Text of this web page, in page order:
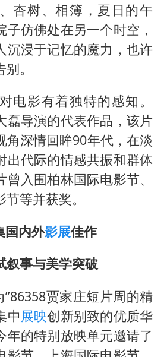
杏树、相簿，夏日的午
子仿佛处在另一个时空，
沉浸于记忆的魔力，也许
。
电影有着独特的感知。
磊导演的代表作品，该片
角深情回眸90年代，在淡
出代际的情感共振和群体
入围柏林国际电影节、
等并获奖。
国内外影展佳作
叙事与美学突破
”86358贾家庄短片周的精
中 展映创新别致的优质华
年的特别放映单元邀请了